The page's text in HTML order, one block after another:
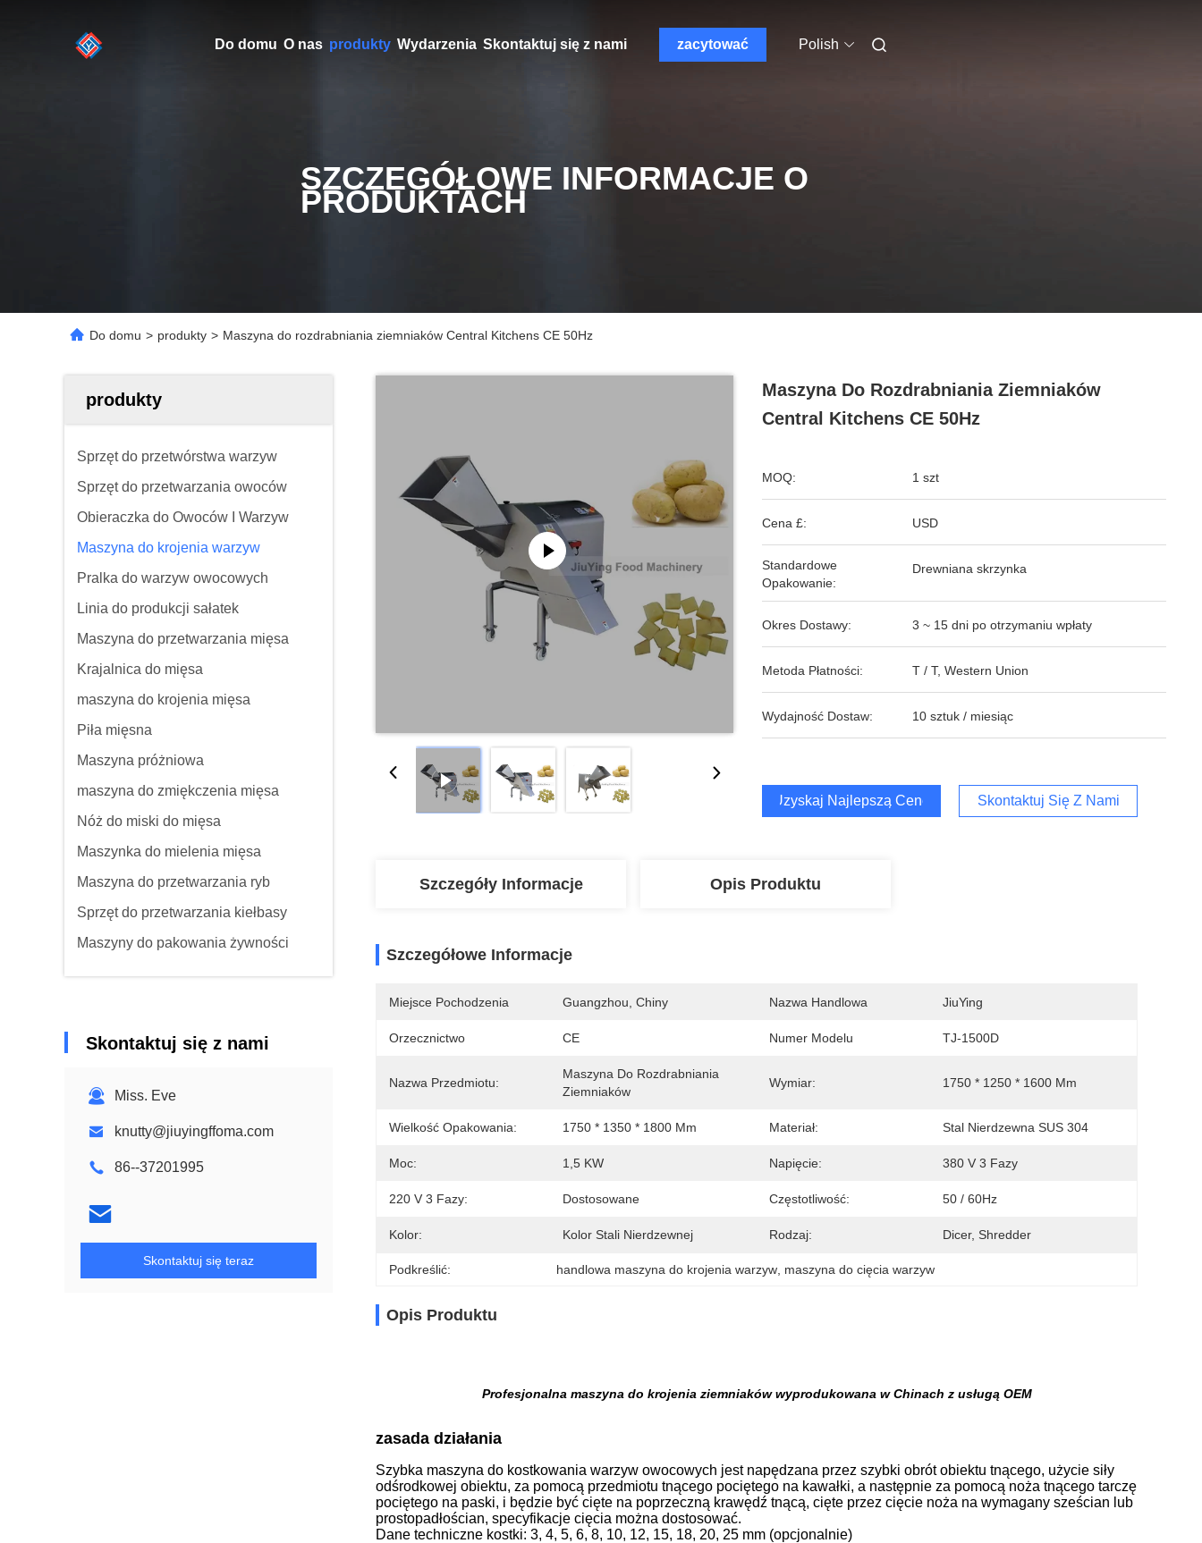
Do domu O nas produkty Wydarzenia Skontaktuj się z nami zacytować Polish
SZCZEGÓŁOWE INFORMACJE O
PRODUKTACH
Do domu > produkty > Maszyna do rozdrabniania ziemniaków Central Kitchens CE 50Hz
produkty
Sprzęt do przetwórstwa warzyw
Sprzęt do przetwarzania owoców
Obieraczka do Owoców I Warzyw
Maszyna do krojenia warzyw
Pralka do warzyw owocowych
Linia do produkcji sałatek
Maszyna do przetwarzania mięsa
Krajalnica do mięsa
maszyna do krojenia mięsa
Piła mięsna
Maszyna próżniowa
maszyna do zmiękczenia mięsa
Nóż do miski do mięsa
Maszynka do mielenia mięsa
Maszyna do przetwarzania ryb
Sprzęt do przetwarzania kiełbasy
Maszyny do pakowania żywności
Skontaktuj się z nami
Miss. Eve
knutty@jiuyingffoma.com
86--37201995
Skontaktuj się teraz
Maszyna Do Rozdrabniania Ziemniaków
Central Kitchens CE 50Hz
MOQ: 1 szt
Cena £: USD
Standardowe
Opakowanie:
Drewniana skrzynka
Okres Dostawy: 3 ~ 15 dni po otrzymaniu wpłaty
Metoda Płatności: T / T, Western Union
Wydajność Dostaw: 10 sztuk / miesiąc
Uzyskaj Najlepszą Cenę Skontaktuj Się Z Nami
Szczegóły Informacje Opis Produktu
Szczegółowe Informacje
Miejsce Pochodzenia Guangzhou, Chiny Nazwa Handlowa JiuYing
Orzecznictwo CE Numer Modelu TJ-1500D
Nazwa Przedmiotu:
Maszyna Do Rozdrabniania
Ziemniaków
Wymiar: 1750 * 1250 * 1600 Mm
Wielkość Opakowania: 1750 * 1350 * 1800 Mm Materiał: Stal Nierdzewna SUS 304
Moc: 1,5 KW Napięcie: 380 V 3 Fazy
220 V 3 Fazy: Dostosowane Częstotliwość: 50 / 60Hz
Kolor: Kolor Stali Nierdzewnej Rodzaj: Dicer, Shredder
Podkreślić: handlowa maszyna do krojenia warzyw maszyna do cięcia warzyw
Opis Produktu
Profesjonalna maszyna do krojenia ziemniaków wyprodukowana w Chinach z usługą OEM
zasada działania
Szybka maszyna do kostkowania warzyw owocowych jest napędzana przez szybki obrót obiektu tnącego, użycie siły
odśrodkowej obiektu, za pomocą przedmiotu tnącego pociętego na kawałki, a następnie za pomocą noża tnącego tarczę
pociętego na paski, i będzie być cięte na poprzeczną krawędź tnącą, cięte przez cięcie noża na wymagany sześcian lub
prostopadłościan, specyfikacje cięcia można dostosować.
Dane techniczne kostki: 3, 4, 5, 6, 8, 10, 12, 15, 18, 20, 25 mm (opcjonalnie)